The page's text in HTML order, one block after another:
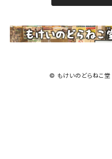
© もけいのどらねこ堂